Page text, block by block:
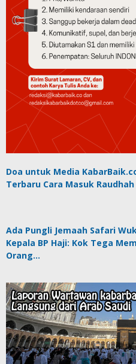
Doa untuk Media
Terbaru Cara Masuk
Ada Pungli Jemaah Safari
Kepala BP Haji: Kok Tega
Orang…